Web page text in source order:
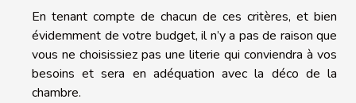
En tenant compte de chacun de ces critères, et bien
évidemment de votre budget, il n’y a pas de raison que
vous ne choisissiez pas une literie qui conviendra à vos
besoins et sera en adéquation avec la déco de la
chambre.